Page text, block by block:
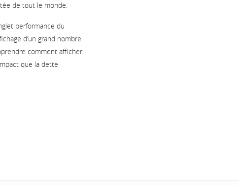
de tout le monde.
performance du
d’un grand nombre
comment afficher
que la dette